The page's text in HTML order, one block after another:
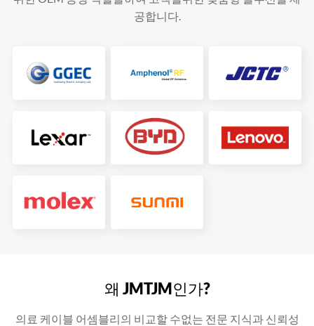
공합니다.
왜 JMTJM인가?
의료 케이블 어셈블리의 비교할 수없는 전문 지식과 신뢰성